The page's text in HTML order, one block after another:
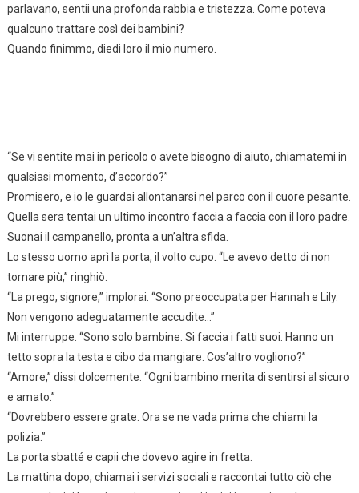
parlavano, sentii una profonda rabbia e tristezza. Come poteva
qualcuno trattare così dei bambini?
Quando finimmo, diedi loro il mio numero.
“Se vi sentite mai in pericolo o avete bisogno di aiuto, chiamatemi in
qualsiasi momento, d’accordo?”
Promisero, e io le guardai allontanarsi nel parco con il cuore pesante.
Quella sera tentai un ultimo incontro faccia a faccia con il loro padre.
Suonai il campanello, pronta a un’altra sfida.
Lo stesso uomo aprì la porta, il volto cupo. “Le avevo detto di non
tornare più,” ringhiò.
“La prego, signore,” implorai. “Sono preoccupata per Hannah e Lily.
Non vengono adeguatamente accudite…”
Mi interruppe. “Sono solo bambine. Si faccia i fatti suoi. Hanno un
tetto sopra la testa e cibo da mangiare. Cos’altro vogliono?”
“Amore,” dissi dolcemente. “Ogni bambino merita di sentirsi al sicuro
e amato.”
“Dovrebbero essere grate. Ora se ne vada prima che chiami la
polizia.”
La porta sbatté e capii che dovevo agire in fretta.
La mattina dopo, chiamai i servizi sociali e raccontai tutto ciò che